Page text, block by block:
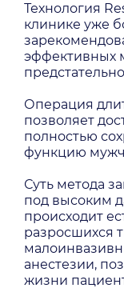
Технология
клинике уже
эффективных
Операция
позволяет
полностью
функцию
Суть метода
под высоким
происходит
разросшихся
анестезии,
жизни